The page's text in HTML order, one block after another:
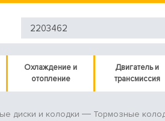
Охлаждение и
отопление
Двигатель и
трансмиссия
диски и колодки Тормозные